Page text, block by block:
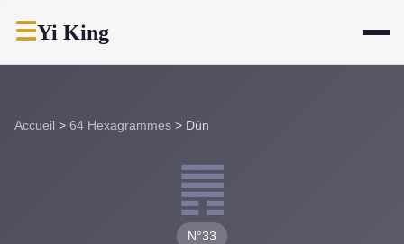
☰Yi King
Accueil > 64 Hexagrammes > Dùn
䷠
N°33